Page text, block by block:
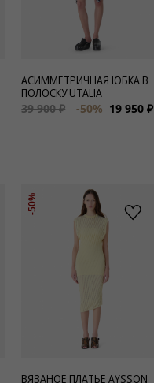
АСИММЕТРИЧНАЯ ЮБКА В
ПОЛОСКУ UTALIA
39 900 ₽
-50% 19 950 ₽
-50%
ВЯЗАНОЕ ПЛАТЬЕ AYSSON